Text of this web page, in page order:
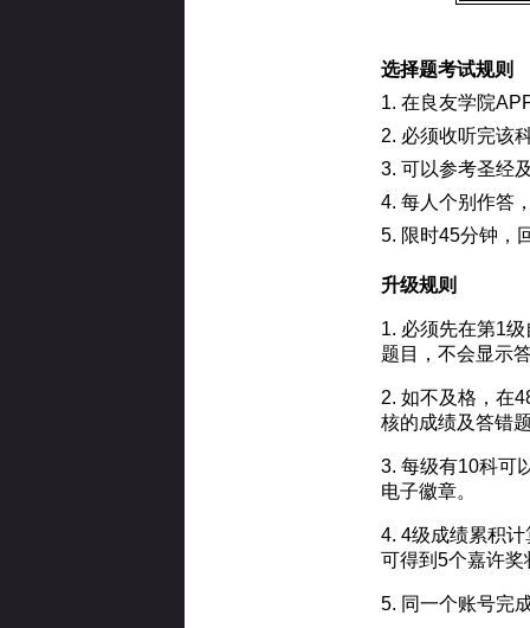
选择题考试规则
1. 在良友学院
2. 必须收听完该
3. 可以参考圣经
4. 每人个别作答
5. 限时45分钟，
升级规则
1. 必须先在第1
题目，不会显示
2. 如不及格，在
核的成绩及答错
3. 每级有10科可
电子徽章。
4. 4级成绩累积
可得到5个嘉许奖
5. 同一个账号完